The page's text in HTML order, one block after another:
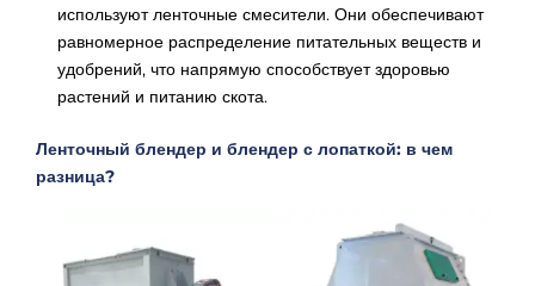
используют ленточные смесители. Они обеспечивают
равномерное распределение питательных веществ и
удобрений, что напрямую способствует здоровью
растений и питанию скота.
Ленточный блендер и блендер с лопаткой: в чем
разница?